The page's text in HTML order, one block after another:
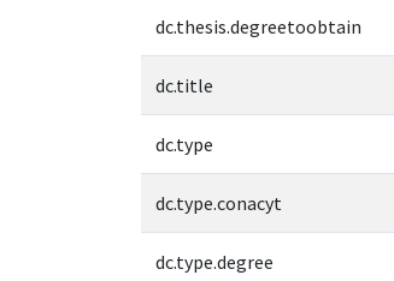
dc.thesis.degreetoobtain
dc.title
dc.type
dc.type.conacyt
dc.type.degree